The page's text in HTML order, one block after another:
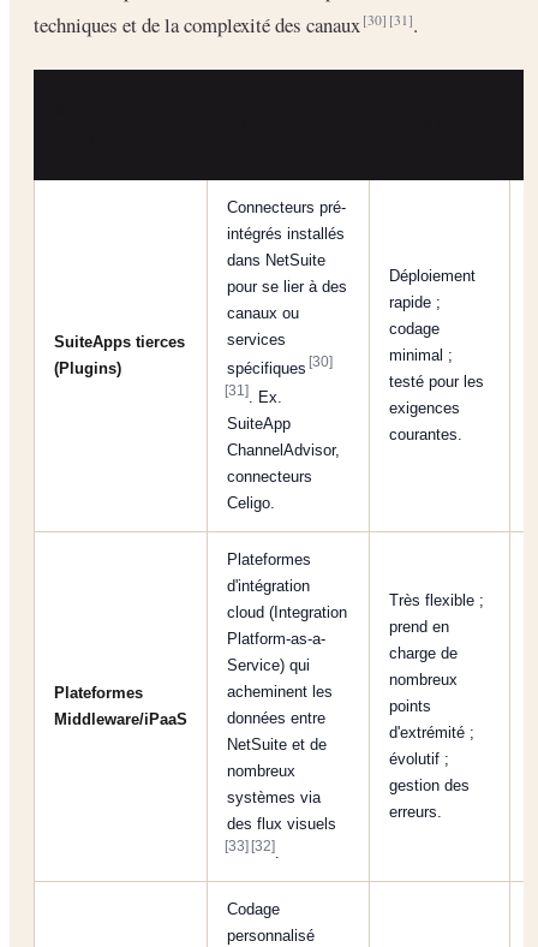
techniques et de la complexité des canaux[30] [31].
SuiteApps tierces
(Plugins)
Connecteurs pré-
intégrés installés
dans NetSuite
pour se lier à des
canaux ou
services
spécifiques[30]
[31]
. Ex.
SuiteApp
ChannelAdvisor,
connecteurs
Celigo.
Déploiement
rapide ;
codage
minimal ;
testé pour les
exigences
courantes.
Plateformes
Middleware/iPaaS
Plateformes
d'intégration
cloud (Integration
Platform-as-a-
Service) qui
acheminent les
données entre
NetSuite et de
nombreux
systèmes via
des flux visuels
[33] [32]
Très flexible ;
prend en
charge de
nombreux
points
d'extrémité ;
évolutif ;
gestion des
erreurs.
Codage
personnalisé